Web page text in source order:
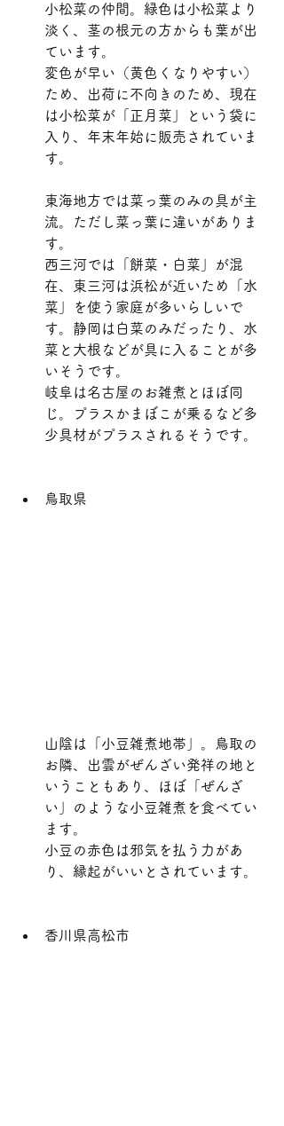
小松菜の仲間。緑色は小松菜より
淡く、茎の根元の方からも葉が出
ています。
変色が早い（黄色くなりやすい）
ため、出荷に不向きのため、現在
は小松菜が「正月菜」という袋に
入り、年末年始に販売されていま
す。
東海地方では菜っ葉のみの具が主
流。ただし菜っ葉に違いがありま
す。
西三河では「餅菜・白菜」が混
在、東三河は浜松が近いため「水
菜」を使う家庭が多いらしいで
す。静岡は白菜のみだったり、水
菜と大根などが具に入ることが多
いそうです。
岐阜は名古屋のお雑煮とほぼ同
じ。プラスかまぼこが乗るなど多
少具材がプラスされるそうです。
鳥取県
山陰は「小豆雑煮地帯」。鳥取の
お隣、出雲がぜんざい発祥の地と
いうこともあり、ほぼ「ぜんざ
い」のような小豆雑煮を食べてい
ます。
小豆の赤色は邪気を払う力があ
り、縁起がいいとされています。
香川県高松市